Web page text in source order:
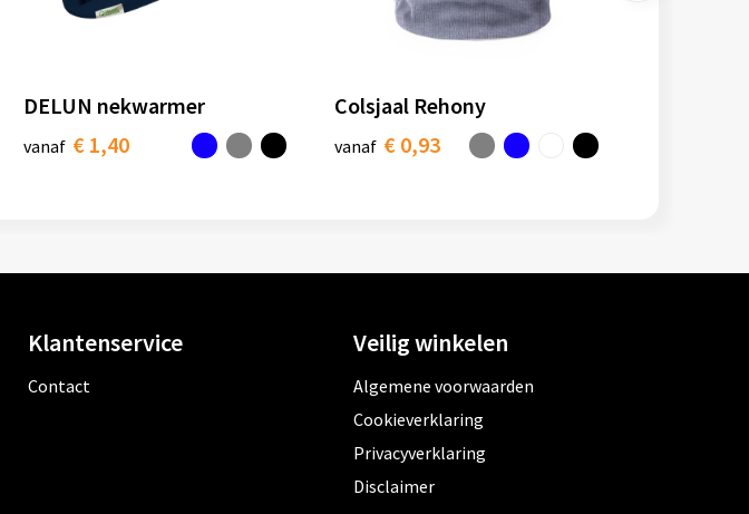
DELUN nekwarmer
vanaf € 1,40
Colsjaal Rehony
vanaf € 0,93
Klantenservice
Contact
Veilig winkelen
Algemene voorwaarden
Cookieverklaring
Privacyverklaring
Disclaimer